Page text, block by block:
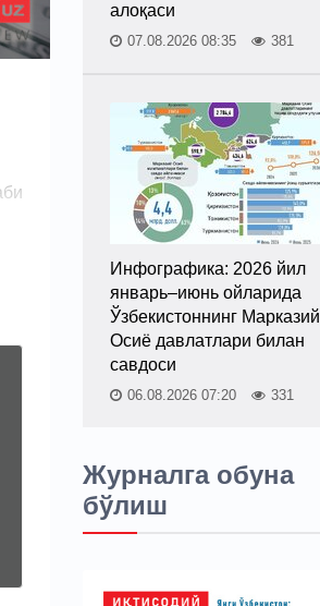
алоқаси
07.08.2026 08:35 381
Инфографика: 2026 йил
январь–июнь ойларида
Ўзбекистоннинг Марказий
Осиё давлатлари билан
савдоси
06.08.2026 07:20 331
Журналга обуна
бўлиш